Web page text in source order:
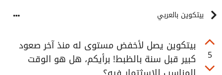
بيتكوين بالعربي
5
بيتكوين يصل لأخفض مستوى له منذ آخر صعود
كبير قبل سنة بالظبط! برأيكم، هل هو الوقت